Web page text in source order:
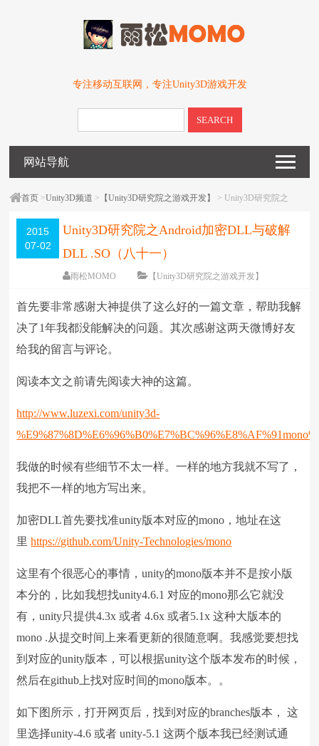
专注移动互联网，专注Unity3D游戏开发
SEARCH
网站导航
首页 >Unity3D频道 > 【Unity3D研究院之游戏开发】
> Unity3D研究院之
2015
07-02
Unity3D研究院之Android加密DLL与破解
DLL .SO（八十一）
雨松MOMO
【Unity3D研究院之游戏开发】
编辑日期： 2016-01-11 字体：大中小
首先要非常感谢大神提供了这么好的一篇文章，帮助我解
决了1年我都没能解决的问题。其次感谢这两天微博好友
给我的留言与评论。
阅读本文之前请先阅读大神的这篇。
http://www.luzexi.com/unity3d-
我做的时候有些细节不太一样。一样的地方我就不写了，
我把不一样的地方写出来。
加密DLL首先要找准unity版本对应的mono，地址在这
里https://github.com/Unity-Technologies/mono
这里有个很恶心的事情，unity的mono版本并不是按小版
本分的，比如我想找unity4.6.1 对应的mono那么它就没
有，unity只提供4.3x 或者 4.6x 或者5.1x 这种大版本的
mono .从提交时间上来看更新的很随意啊。我感觉要想找
到对应的unity版本，可以根据unity这个版本发布的时候，
然后在github上找对应时间的mono版本。。
如下图所示，打开网页后，找到对应的branches版本， 这
里选择unity-4.6 或者 unity-5.1 这两个版本我已经测试通